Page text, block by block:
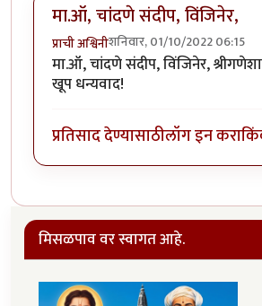
मा.ऑ, चांदणे संदीप, विंजिनेर,
प्राची अश्विनीशनिवार, 01/10/2022 06:15
मा.ऑ, चांदणे संदीप, विंजिनेर,
खूप धन्यवाद!
प्रतिसाद देण्यासाठीलॉग इन करा
मिसळपाव वर स्वागत आहे.